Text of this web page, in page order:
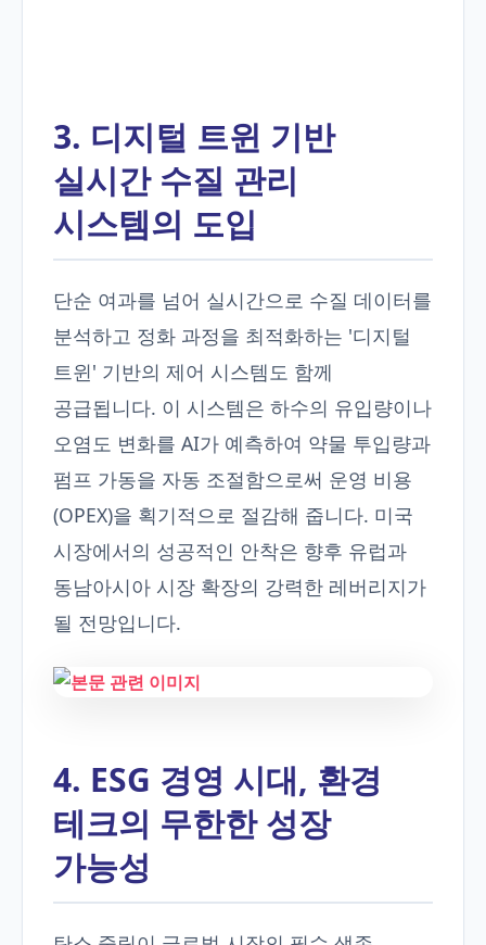
3. 디지털 트윈 기반
실시간 수질 관리
시스템의 도입
단순 여과를 넘어 실시간으로 수질 데이터를
분석하고 정화 과정을 최적화하는 '디지털
트윈' 기반의 제어 시스템도 함께
공급됩니다. 이 시스템은 하수의 유입량이나
오염도 변화를 AI가 예측하여 약물 투입량과
펌프 가동을 자동 조절함으로써 운영 비용
(OPEX)을 획기적으로 절감해 줍니다. 미국
시장에서의 성공적인 안착은 향후 유럽과
동남아시아 시장 확장의 강력한 레버리지가
될 전망입니다.
4. ESG 경영 시대, 환경
테크의 무한한 성장
가능성